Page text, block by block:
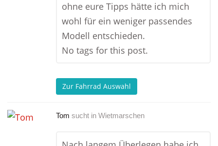
ohne eure Tipps hätte ich mich
wohl für ein weniger passendes
Modell entschieden.
No tags for this post.
Zur Fahrrad Auswahl
Tom sucht in Wietmarschen